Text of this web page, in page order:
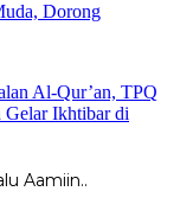
Dorong
Al-Qur’an, TPQ
Gelar Ikhtibar di
Aamiin..